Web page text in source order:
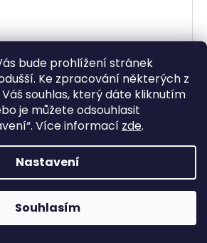
bude prohlížení stránek
Ke zpracování některých z
souhlas, který dáte kliknutím
je můžete odsouhlasit
“. Více informací zde.
Nastavení
Souhlasím
RED BULL BORA
vyprodáno
163,64 Kč bez DPH
198 Kč